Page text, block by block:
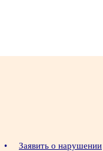
• Заявить о нарушении